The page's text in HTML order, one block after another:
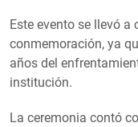
Este evento se llevó a
conmemoración, ya
años del
institución.
La ceremonia contó